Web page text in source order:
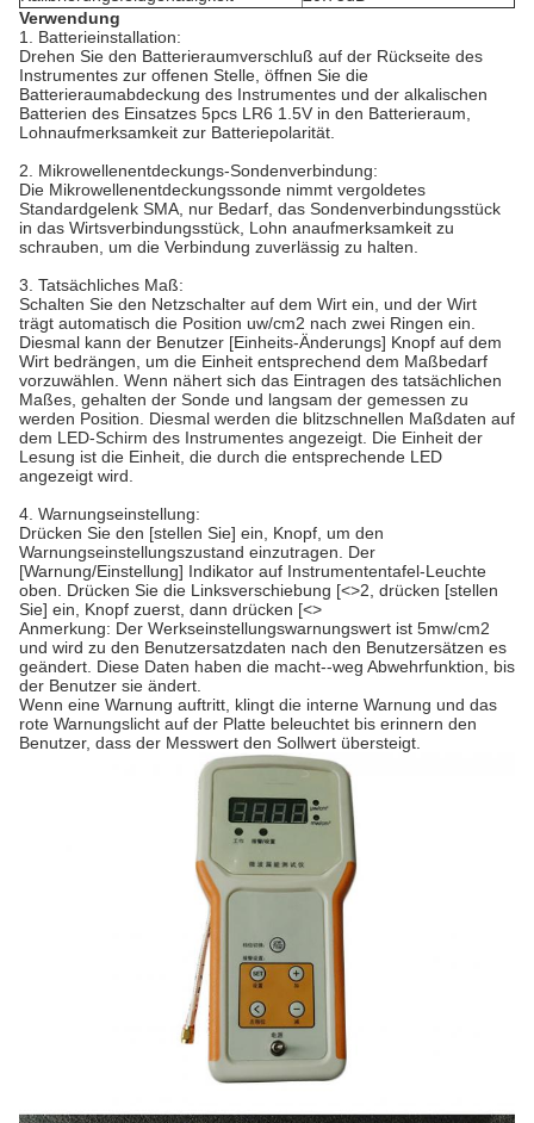
Verwendung
1. Batterieinstallation:
Drehen Sie den Batterieraumverschluß auf der Rückseite des
Instrumentes zur offenen Stelle, öffnen Sie die
Batterieraumabdeckung des Instrumentes und der alkalischen
Batterien des Einsatzes 5pcs LR6 1.5V in den Batterieraum,
Lohnaufmerksamkeit zur Batteriepolarität.
2. Mikrowellenentdeckungs-Sondenverbindung:
Die Mikrowellenentdeckungssonde nimmt vergoldetes
Standardgelenk SMA, nur Bedarf, das Sondenverbindungsstück
in das Wirtsverbindungsstück, Lohn anaufmerksamkeit zu
schrauben, um die Verbindung zuverlässig zu halten.
3. Tatsächliches Maß:
Schalten Sie den Netzschalter auf dem Wirt ein, und der Wirt
trägt automatisch die Position uw/cm2 nach zwei Ringen ein.
Diesmal kann der Benutzer [Einheits-Änderungs] Knopf auf dem
Wirt bedrängen, um die Einheit entsprechend dem Maßbedarf
vorzuwählen. Wenn nähert sich das Eintragen des tatsächlichen
Maßes, gehalten der Sonde und langsam der gemessen zu
werden Position. Diesmal werden die blitzschnellen Maßdaten auf
dem LED-Schirm des Instrumentes angezeigt. Die Einheit der
Lesung ist die Einheit, die durch die entsprechende LED
angezeigt wird.
4. Warnungseinstellung:
Drücken Sie den [stellen Sie] ein, Knopf, um den
Warnungseinstellungszustand einzutragen. Der
[Warnung/Einstellung] Indikator auf Instrumententafel-Leuchte
oben. Drücken Sie die Linksverschiebung [<>2, drücken [stellen
Sie] ein, Knopf zuerst, dann drücken [<>
Anmerkung: Der Werkseinstellungswarnungswert ist 5mw/cm2
und wird zu den Benutzersatzdaten nach den Benutzersätzen es
geändert. Diese Daten haben die macht--weg Abwehrfunktion, bis
der Benutzer sie ändert.
Wenn eine Warnung auftritt, klingt die interne Warnung und das
rote Warnungslicht auf der Platte beleuchtet bis erinnern den
Benutzer, dass der Messwert den Sollwert übersteigt.